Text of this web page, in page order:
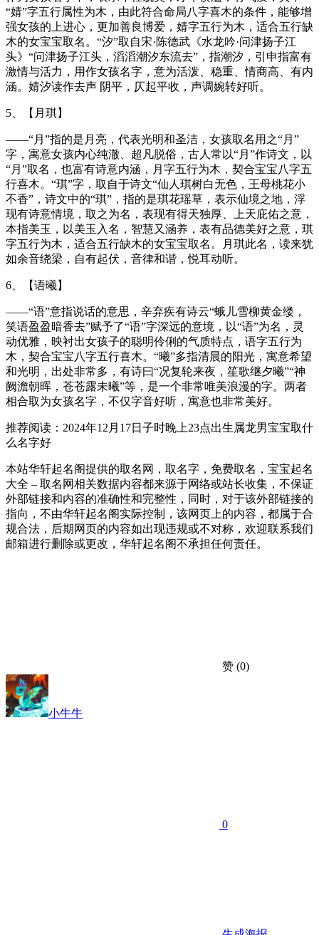
“婧”字五行属性为木，由此符合命局八字喜木的条件，能够增
强女孩的上进心，更加善良博爱，婧字五行为木，适合五行缺
木的女宝宝取名。“汐”取自宋·陈德武《水龙吟·问津扬子江
头》“问津扬子江头，滔滔潮汐东流去”，指潮汐，引申指富有
激情与活力，用作女孩名字，意为活泼、稳重、情商高、有内
涵。婧汐读作去声 阴平，仄起平收，声调婉转好听。
5、【月琪】
——“月”指的是月亮，代表光明和圣洁，女孩取名用之“月”
字，寓意女孩内心纯澈、超凡脱俗，古人常以“月”作诗文，以
“月”取名，也富有诗意内涵，月字五行为木，契合宝宝八字五
行喜木。“琪”字，取自于诗文“仙人琪树白无色，王母桃花小
不香”，诗文中的“琪”，指的是琪花瑶草，表示仙境之地，浮
现有诗意情境，取之为名，表现有得天独厚、上天庇佑之意，
本指美玉，以美玉入名，智慧又涵养，表有品德美好之意，琪
字五行为木，适合五行缺木的女宝宝取名。月琪此名，读来犹
如余音绕梁，自有起伏，音律和谐，悦耳动听。
6、【语曦】
——“语”意指说话的意思，辛弃疾有诗云“蛾儿雪柳黄金缕，
笑语盈盈暗香去”赋予了“语”字深远的意境，以“语”为名，灵
动优雅，映衬出女孩子的聪明伶俐的气质特点，语字五行为
木，契合宝宝八字五行喜木。“曦”多指清晨的阳光，寓意希望
和光明，出处非常多，有诗曰“况复轮来夜，笙歌继夕曦”“神
阙澹朝晖，苍苍露未曦”等，是一个非常唯美浪漫的字。两者
相合取为女孩名字，不仅字音好听，寓意也非常美好。
推荐阅读：2024年12月17日子时晚上23点出生属龙男宝宝取什
么名字好
本站华轩起名阁提供的取名网，取名字，免费取名，宝宝起名
大全 – 取名网相关数据内容都来源于网络或站长收集，不保证
外部链接和内容的准确性和完整性，同时，对于该外部链接的
指向，不由华轩起名阁实际控制，该网页上的内容，都属于合
规合法，后期网页的内容如出现违规或不对称，欢迎联系我们
邮箱进行删除或更改，华轩起名阁不承担任何责任。
赞 (0)
小牛牛
0